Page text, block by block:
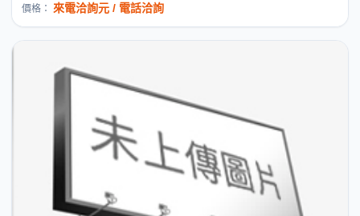
價格： 來電洽詢元 / 電話洽詢